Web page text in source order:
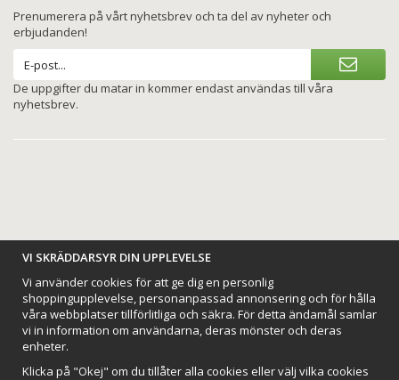
Prenumerera på vårt nyhetsbrev och ta del av nyheter och
erbjudanden!
De uppgifter du matar in kommer endast användas till våra
nyhetsbrev.
BETALNINGSALTERNATIV
VI SKICKAR MED
VI SKRÄDDARSYR DIN UPPLEVELSE
Vi använder cookies för att ge dig en personlig
shoppingupplevelse, personanpassad annonsering och för hålla
våra webbplatser tillförlitliga och säkra. För detta ändamål samlar
vi in information om användarna, deras mönster och deras
enheter.
Klicka på "Okej" om du tillåter alla cookies eller välj vilka cookies